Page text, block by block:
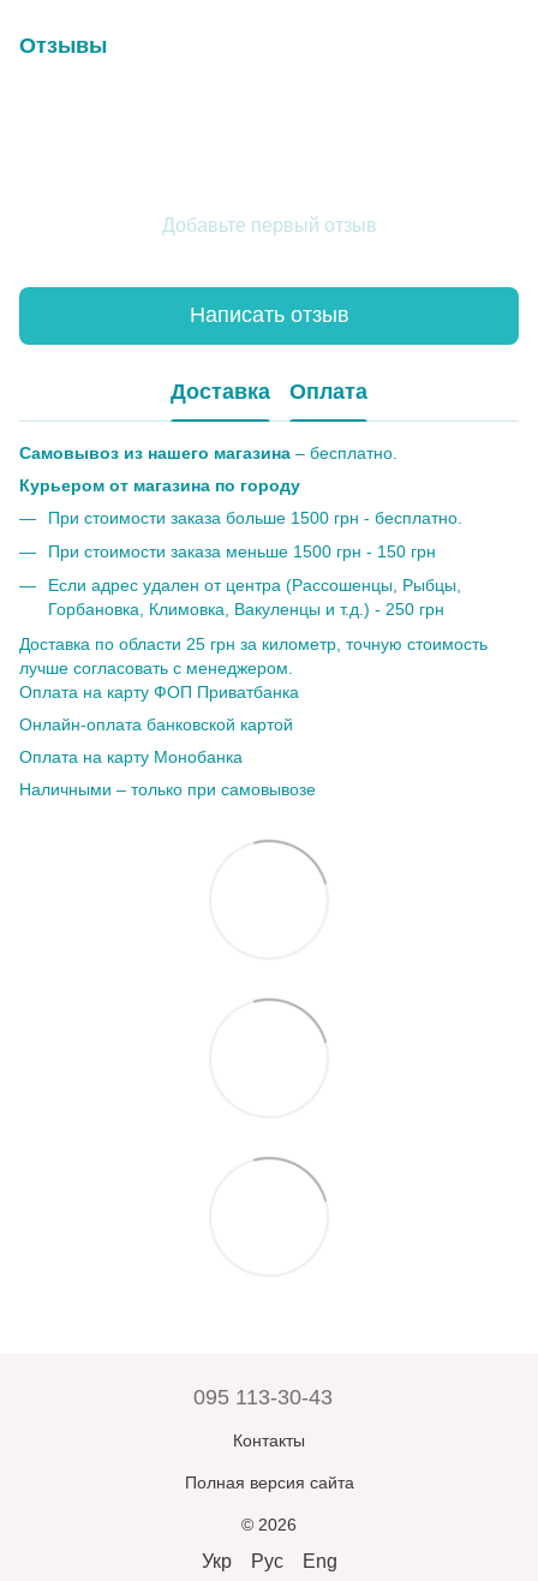
Отзывы
Добавьте первый отзыв
Написать отзыв
Доставка Оплата
Самовывоз из нашего магазина – бесплатно.
Курьером от магазина по городу
При стоимости заказа больше 1500 грн - бесплатно.
При стоимости заказа меньше 1500 грн - 150 грн
Если адрес удален от центра (Рассошенцы, Рыбцы,
Горбановка, Климовка, Вакуленцы и т.д.) - 250 грн
Доставка по области 25 грн за километр, точную стоимость
лучше согласовать с менеджером.
Оплата на карту ФОП Приватбанка
Онлайн-оплата банковской картой
Оплата на карту Монобанка
Наличными – только при самовывозе
095 113-30-43
Контакты
Полная версия сайта
© 2026
Укр Рус Eng